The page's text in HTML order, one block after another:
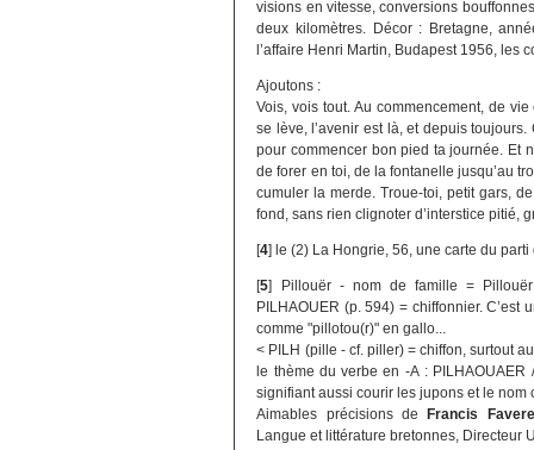
visions en vitesse, conversions
deux kilomètres. Décor : Bretagne,
l’affaire Henri Martin, Budapest 1956, les
Ajoutons :
Vois, vois tout. Au commencement, de
se lève, l’avenir est là, et depuis
pour commencer bon pied ta journée. Et
de forer en toi, de la fontanelle jusqu’au
cumuler la merde. Troue-toi, petit gars,
fond, sans rien clignoter d’interstice pitié,
[4] le (2) La Hongrie, 56, une carte du
[5]
Pillouër - nom de famille =
PILHAOUER (p. 594) = chiffonnier.
comme "pillotou(r)" en gallo...
< PILH (pille - cf. piller) = chiffon, surtout
le thème du verbe en -A :
signifiant aussi courir les jupons et le nom
Aimables précisions de
Francis
Langue et littérature bretonnes, Directeur